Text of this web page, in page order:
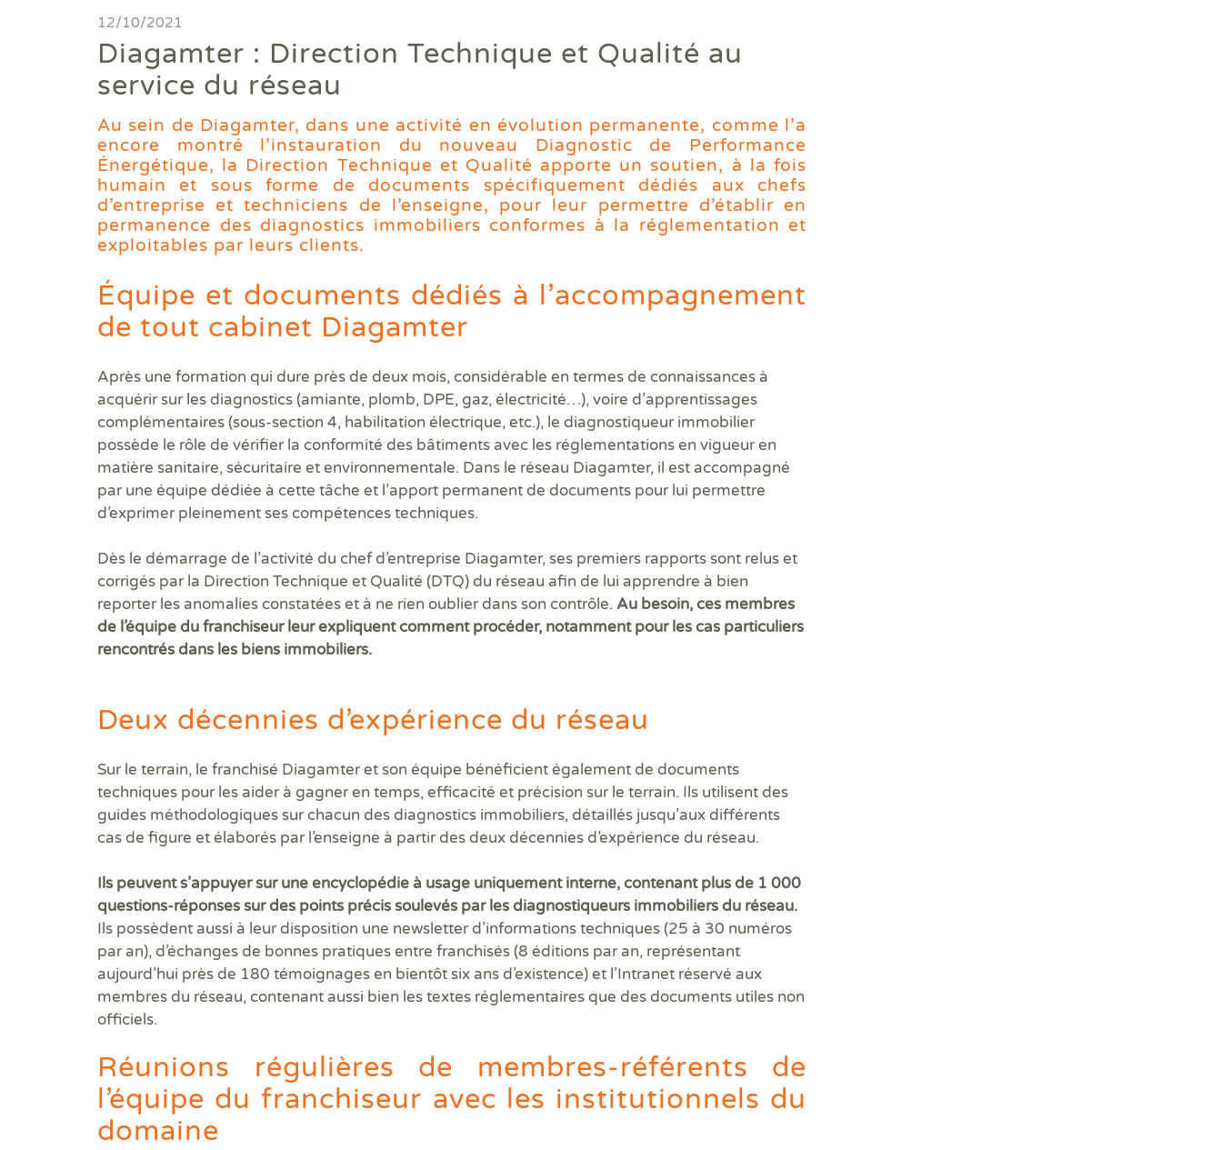
Diagnostics avant travaux
Mieux nous connaitre
Actualités
Faire un devis
Trouver une agence
Devenir franchisé
Offres d'emploi
Contact
Diagamter réalise vos diagnostics immobiliers
Trouver une agence
Quels sont les diagnostics immobiliers obligatoires lors d'une vente ou une location ?
Assainissement Collectif et Non collectif
Attestations RT 2012
Audit énergétique réglementaire
DPE - Diagnostic de performance énergétique
Diagnostic Etat Parasitaire
Diagnostic Mérules
Diagnostic Sécurité Piscine
Diagnostic amiante
Diagnostic amiante avant démolition ou travaux
Diagnostic gaz
Plan 3D Diagplan
Risques de pollution des sols ERPS
Superficie Carrez
Quels diagnostics pour bénéficier des aides à la rénovation ?
Audit énergétique rénovation MonAuditRénov'
DPE projeté
Vos diagnostics immobiliers en copropriété
DPE collectif
DTG - Diagnostic Technique Global
Etat descriptif de division
PPPT Projet de Plan Pluriannuel de Travaux
Diagnostics avant et après travaux ou démolition
Contrôle périodique amiante
DPE avant et après travaux
Diagnostic termites avant démolition
Diagnostic/Contrôle amiante avant démolition
Diagnostic/Contrôle amiante avant travaux
Qui sommes-nous ?
DIAG TV
12/10/2021
Diagamter : Direction Technique et Qualité au
service du réseau
Au sein de Diagamter, dans une activité en évolution permanente, comme l’a
encore montré l’instauration du nouveau Diagnostic de Performance
Énergétique, la Direction Technique et Qualité apporte un soutien, à la fois
humain et sous forme de documents spécifiquement dédiés aux chefs
d’entreprise et techniciens de l’enseigne, pour leur permettre d’établir en
permanence des diagnostics immobiliers conformes à la réglementation et
exploitables par leurs clients.
Équipe et documents dédiés à l’accompagnement
de tout cabinet Diagamter
Après une formation qui dure près de deux mois, considérable en termes de connaissances à
acquérir sur les diagnostics (amiante, plomb, DPE, gaz, électricité…), voire d’apprentissages
complémentaires (sous-section 4, habilitation électrique, etc.), le diagnostiqueur immobilier
possède le rôle de vérifier la conformité des bâtiments avec les réglementations en vigueur en
matière sanitaire, sécuritaire et environnementale. Dans le réseau Diagamter, il est accompagné
par une équipe dédiée à cette tâche et l’apport permanent de documents pour lui permettre
d’exprimer pleinement ses compétences techniques.
Dès le démarrage de l’activité du chef d’entreprise Diagamter, ses premiers rapports sont relus et
corrigés par la Direction Technique et Qualité (DTQ) du réseau afin de lui apprendre à bien
reporter les anomalies constatées et à ne rien oublier dans son contrôle. Au besoin, ces membres
de l’équipe du franchiseur leur expliquent comment procéder, notamment pour les cas particuliers
rencontrés dans les biens immobiliers.
Deux décennies d’expérience du réseau
Sur le terrain, le franchisé Diagamter et son équipe bénéficient également de documents
techniques pour les aider à gagner en temps, efficacité et précision sur le terrain. Ils utilisent des
guides méthodologiques sur chacun des diagnostics immobiliers, détaillés jusqu’aux différents
cas de figure et élaborés par l’enseigne à partir des deux décennies d’expérience du réseau.
Ils peuvent s’appuyer sur une encyclopédie à usage uniquement interne, contenant plus de 1 000
questions-réponses sur des points précis soulevés par les diagnostiqueurs immobiliers du réseau.
Ils possèdent aussi à leur disposition une newsletter d’informations techniques (25 à 30 numéros
par an), d’échanges de bonnes pratiques entre franchisés (8 éditions par an, représentant
aujourd’hui près de 180 témoignages en bientôt six ans d’existence) et l’Intranet réservé aux
membres du réseau, contenant aussi bien les textes réglementaires que des documents utiles non
officiels.
Réunions régulières de membres-référents de
l’équipe du franchiseur avec les institutionnels du
domaine